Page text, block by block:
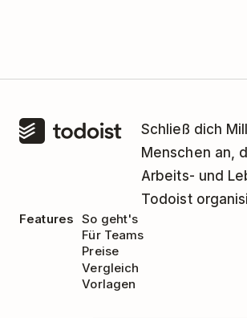
Integration zu entfernen.
Schließ dich
Menschen an,
Arbeits- und
Todoist
Features So geht's
Für Teams
Preise
Vergleich
Vorlagen